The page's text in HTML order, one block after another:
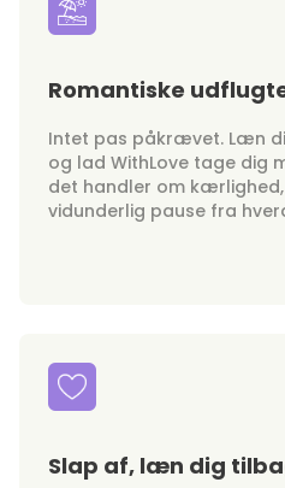
Romantiske
Intet pas påkrævet. Læn
og lad WithLove tage dig
det handler om
vidunderlig pause fra
Slap af, læn dig